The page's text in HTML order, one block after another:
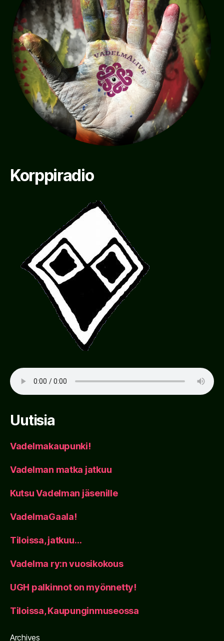
Korppiradio
Uutisia
Vadelmakaupunki!
Vadelman matka jatkuu
Kutsu Vadelman jäsenille
VadelmaGaala!
Tiloissa, jatkuu…
Vadelma ry:n vuosikokous
UGH palkinnot on myönnetty!
Tiloissa, Kaupunginmuseossa
Archives